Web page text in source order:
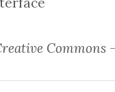
Commons